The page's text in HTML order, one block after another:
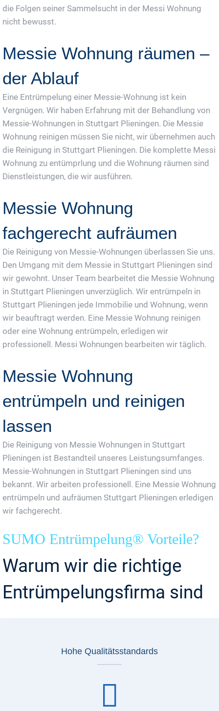
die Folgen seiner Sammelsucht in der Messi Wohnung
nicht bewusst.
Messie Wohnung räumen –
der Ablauf
Eine Entrümpelung einer Messie-Wohnung ist kein
Vergnügen. Wir haben Erfahrung mit der Behandlung von
Messie-Wohnungen in Stuttgart Plieningen. Die Messie
Wohnung reinigen müssen Sie nicht, wir übernehmen auch
die Reinigung in Stuttgart Plieningen. Die komplette Messi
Wohnung zu entümprlung und die Wohnung räumen sind
Dienstleistungen, die wir ausführen.
Messie Wohnung
fachgerecht aufräumen
Die Reinigung von Messie-Wohnungen überlassen Sie uns.
Den Umgang mit dem Messie in Stuttgart Plieningen sind
wir gewohnt. Unser Team bearbeitet die Messie Wohnung
in Stuttgart Plieningen unverzüglich. Wir entrümpeln in
Stuttgart Plieningen jede Immobilie und Wohnung, wenn
wir beauftragt werden. Eine Messie Wohnung reinigen
oder eine Wohnung entrümpeln, erledigen wir
professionell. Messi Wohnungen bearbeiten wir täglich.
Messie Wohnung
entrümpeln und reinigen
lassen
Die Reinigung von Messie Wohnungen in Stuttgart
Plieningen ist Bestandteil unseres Leistungsumfanges.
Messie-Wohnungen in Stuttgart Plieningen sind uns
bekannt. Wir arbeiten professionell. Eine Messie Wohnung
entrümpeln und aufräumen Stuttgart Plieningen erledigen
wir fachgerecht.
SUMO Entrümpelung® Vorteile?
Warum wir die richtige
Entrümpelungsfirma sind
Hohe Qualitätsstandards